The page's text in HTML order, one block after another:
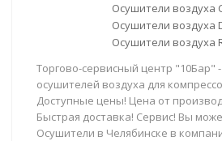
Осушители воздуха
Осушители воздуха
Осушители воздуха
Торгово-сервисный центр "10Бар"
осушителей воздуха для
Доступные цены! Цена от
Быстрая доставка! Сервис! Вы
Осушители в Челябинске в